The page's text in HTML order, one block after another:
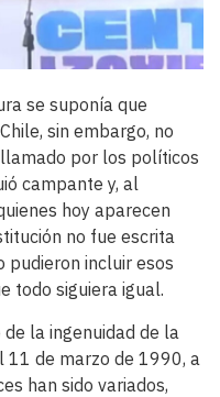
se suponía que
sin embargo, no
por los políticos
campante y, al
hoy aparecen
no fue escrita
pudieron incluir esos
todo siguiera igual.
la ingenuidad de la
11 de marzo de 1990, a
han sido variados,